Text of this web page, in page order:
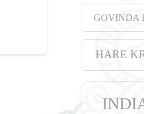
GOVINDA
HARE